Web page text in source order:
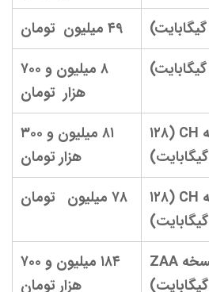
۴۹ میلیون تومان
۸ میلیون و ۷۰۰
هزار تومان
آیفون ۱۳ نسخه CH (۱۲۸
گیگابایت)
۸۱ میلیون و ۳۰۰
هزار تومان
آیفون ۱۴ نسخه CH (۱۲۸
گیگابایت)
۷۸ میلیون تومان
آیفون ۱۵ پرومکس نسخه ZAA
۱۸۴ میلیون و ۷۰۰
هزار تومان